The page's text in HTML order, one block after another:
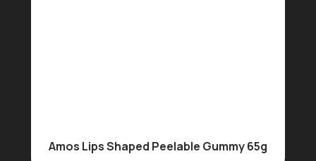
Amos Lips Shaped Peelable Gummy 65g